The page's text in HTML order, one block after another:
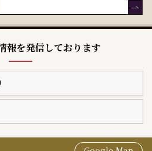
報を発信しております